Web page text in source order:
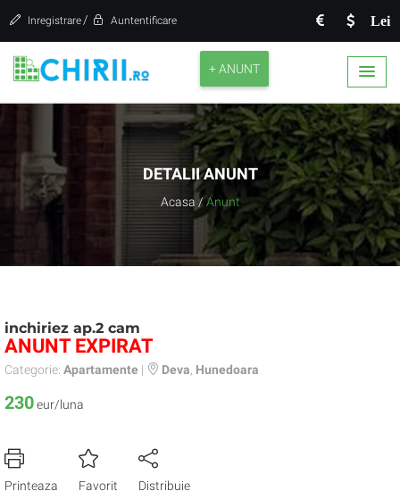
Lei
Inregistrare / Auntentificare
+ ANUNT
DETALII ANUNT
Acasa / Anunt
inchiriez ap.2 cam
ANUNT EXPIRAT
Categorie: Apartamente | Deva Hunedoara
230eur/luna
Printeaza Favorit Distribuie